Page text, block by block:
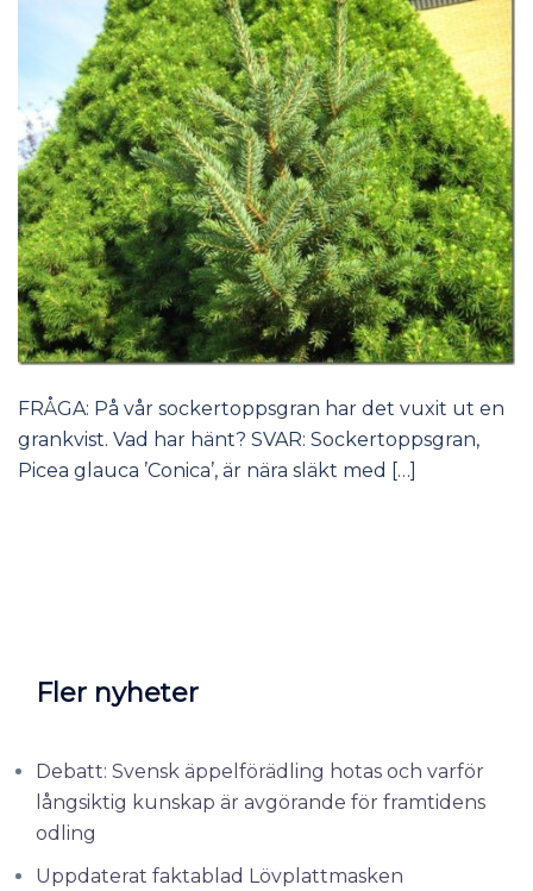
FRÅGA: På vår sockertoppsgran har det vuxit ut en
grankvist. Vad har hänt? SVAR: Sockertoppsgran,
Picea glauca ’Conica’, är nära släkt med […]
Fler nyheter
Debatt: Svensk äppelförädling hotas och varför
långsiktig kunskap är avgörande för framtidens
odling
Uppdaterat faktablad Lövplattmasken